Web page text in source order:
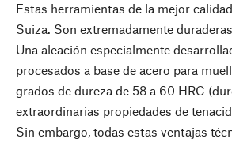
Estas herramientas de la mejor
Suiza. Son extremadamente
Una aleación especialmente
procesados a base de acero para
grados de dureza de 58 a 60 HRC
extraordinarias propiedades de
Sin embargo, todas estas ventajas